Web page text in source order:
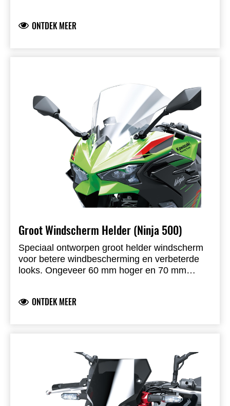
ONTDEK MEER
Groot Windscherm Helder (Ninja 500)
Speciaal ontworpen groot helder windscherm
voor betere windbescherming en verbeterde
looks. Ongeveer 60 mm hoger en 70 mm
ONTDEK MEER